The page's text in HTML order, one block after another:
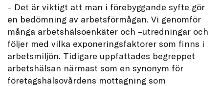
– Det är viktigt att man i förebyggande syfte gör
en bedömning av arbetsförmågan. Vi genomför
många arbetshälsoenkäter och –utredningar och
följer med vilka exponeringsfaktorer som finns i
arbetsmiljön. Tidigare uppfattades begreppet
arbetshälsan närmast som en synonym för
företagshälsovårdens mottagning som